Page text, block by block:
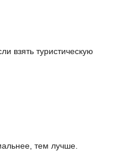
взять туристическую
тем лучше.